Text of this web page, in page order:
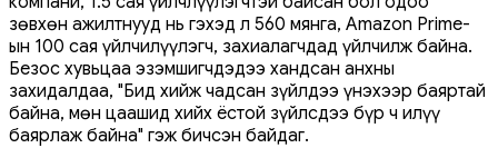
зөвхөн ажилтнууд нь гэхэд л 560 мянга, Amazon Prime-
ын 100 сая үйлчилүүлэгч, захиалагчдад үйлчилж байна.
Безос хувьцаа эзэмшигчдэдээ хандсан анхны
захидалдаа, "Бид хийж чадсан зүйлдээ үнэхээр баяртай
байна, мөн цаашид хийх ёстой зүйлсдээ бүр ч илүү
баярлаж байна" гэж бичсэн байдаг.